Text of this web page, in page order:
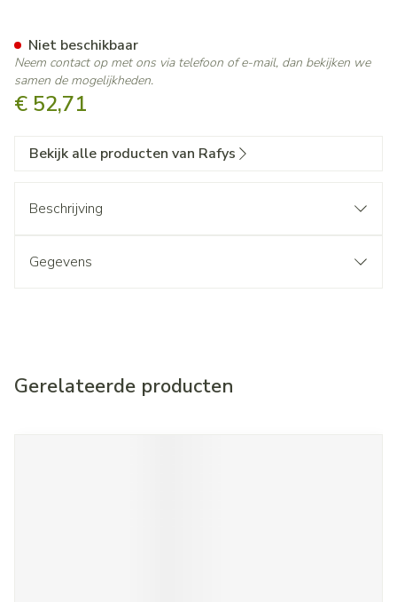
€ 52,71
Niet beschikbaar
Neem contact op met ons via telefoon of e-mail, dan bekijken we
samen de mogelijkheden.
Bekijk alle producten van Rafys
Beschrijving
Gegevens
Gerelateerde producten